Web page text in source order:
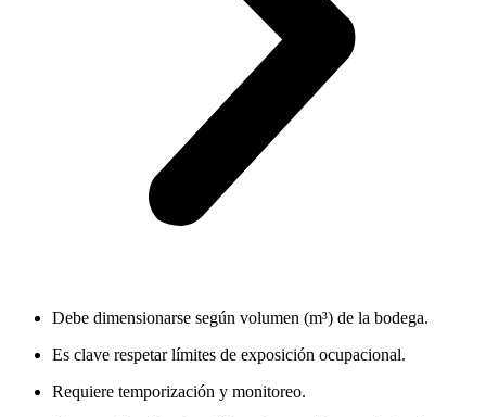
Debe dimensionarse según volumen (m³) de la bodega.
Es clave respetar límites de exposición ocupacional.
Requiere temporización y monitoreo.